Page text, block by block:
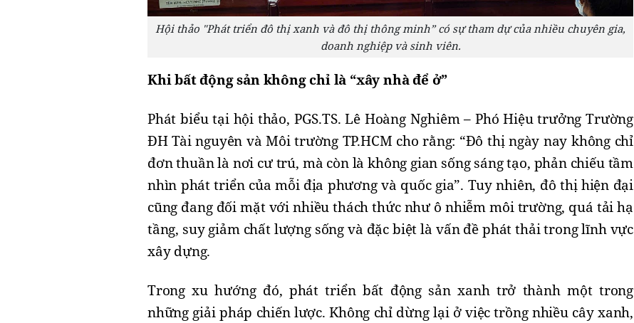
Hội thảo "Phát triển đô thị xanh và đô thị thông minh” có sự tham dự của nhiều chuyên gia,
doanh nghiệp và sinh viên.
Khi bất động sản không chỉ là “xây nhà để ở”
Phát biểu tại hội thảo, PGS.TS. Lê Hoàng Nghiêm – Phó Hiệu trưởng Trường
ĐH Tài nguyên và Môi trường TP.HCM cho rằng: “Đô thị ngày nay không chỉ
đơn thuần là nơi cư trú, mà còn là không gian sống sáng tạo, phản chiếu tầm
nhìn phát triển của mỗi địa phương và quốc gia”. Tuy nhiên, đô thị hiện đại
cũng đang đối mặt với nhiều thách thức như ô nhiễm môi trường, quá tải hạ
tầng, suy giảm chất lượng sống và đặc biệt là vấn đề phát thải trong lĩnh vực
xây dựng.
Trong xu hướng đó, phát triển bất động sản xanh trở thành một trong
những giải pháp chiến lược. Không chỉ dừng lại ở việc trồng nhiều cây xanh,